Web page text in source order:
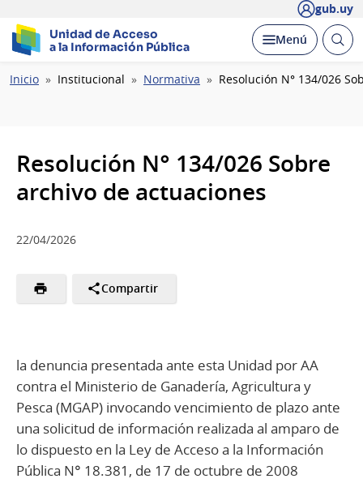
gub.uy
Unidad de Acceso
a la Información Pública
Desplegar
Menú Abrir
Ruta
Inicio Institucional Normativa Resolución N° 134/026
Resolución N° 134/026 Sobre
archivo de actuaciones
22/04/2026
Compartir
la denuncia presentada ante esta Unidad por AA
contra el Ministerio de Ganadería, Agricultura y
Pesca (MGAP) invocando vencimiento de plazo ante
una solicitud de información realizada al amparo de
lo dispuesto en la Ley de Acceso a la Información
Pública N° 18.381, de 17 de octubre de 2008